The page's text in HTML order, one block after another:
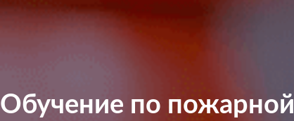
Обучение по пожарной